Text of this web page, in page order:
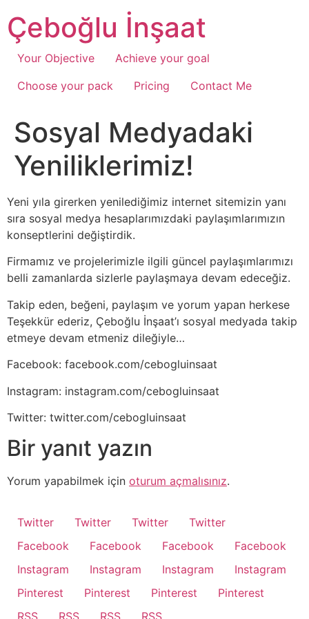
Çeboğlu İnşaat
Your Objective
Achieve your goal
Choose your pack
Pricing Contact Me
Sosyal Medyadaki
Yeniliklerimiz!
Yeni yıla girerken yenilediğimiz internet sitemizin yanı
sıra sosyal medya hesaplarımızdaki paylaşımlarımızın
konseptlerini değiştirdik.
Firmamız ve projelerimizle ilgili güncel paylaşımlarımızı
belli zamanlarda sizlerle paylaşmaya devam edeceğiz.
Takip eden, beğeni, paylaşım ve yorum yapan herkese
Teşekkür ederiz, Çeboğlu İnşaat’ı sosyal medyada takip
etmeye devam etmeniz dileğiyle…
Facebook: facebook.com/cebogluinsaat
Instagram: instagram.com/cebogluinsaat
Twitter: twitter.com/cebogluinsaat
Bir yanıt yazın
Yorum yapabilmek için oturum açmalısınız.
Twitter Twitter Twitter
Twitter
Facebook
Facebook Facebook
Facebook
Instagram
Instagram Instagram
Instagram
Pinterest
Pinterest Pinterest
Pinterest
RSS
RSS RSS RSS